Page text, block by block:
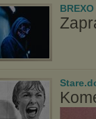
BREXO